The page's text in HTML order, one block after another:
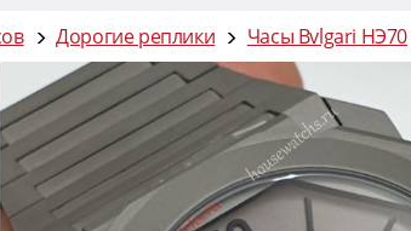
Дорогие реплики Часы Bvlgari HЭ70